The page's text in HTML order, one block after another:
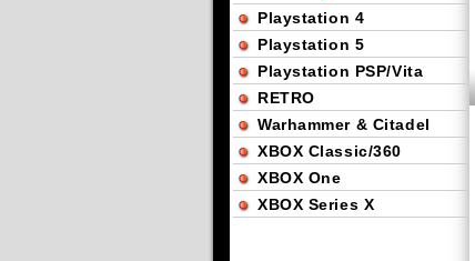
Playstation 4
Playstation 5
Playstation PSP/Vita
RETRO
Warhammer & Citadel
XBOX Classic/360
XBOX One
XBOX Series X